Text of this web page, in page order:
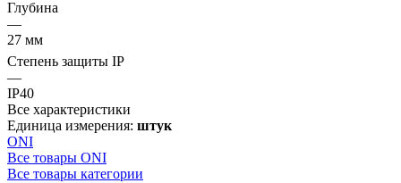
Глубина
—
27 мм
Степень защиты IP
—
IP40
Все характеристики
Единица измерения: штук
ONI
Все товары ONI
Все товары категории